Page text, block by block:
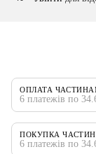
ОПЛАТА
6 платежів по
ПОКУПКА
6 платежів по